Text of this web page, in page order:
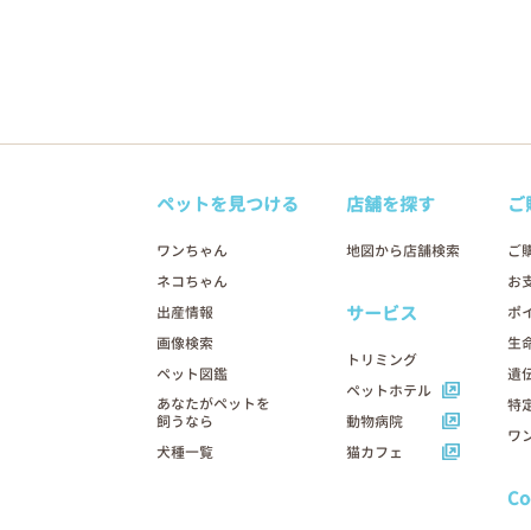
ペットを見つける
ワンちゃん
ネコちゃん
出産情報
画像検索
ペット図鑑
あなたがペットを
飼うなら
犬種一覧
店舗を探す
地図から店舗検索
サービス
トリミング
ペットホテル
動物病院
猫カフェ
ご
お
ポ
生
遺
特
ワ